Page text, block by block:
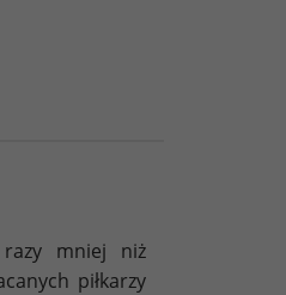
razy mniej niż
piłkarzy